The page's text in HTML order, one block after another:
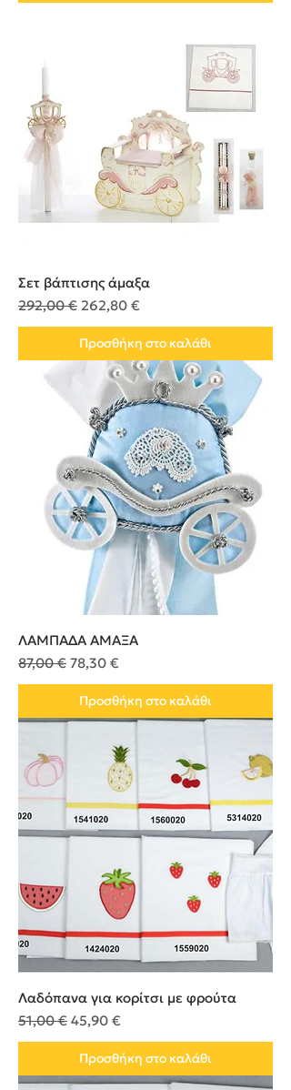
Σετ βάπτισης άμαξα
Κανονική τιμή
292,00 € Τιμή Έκπτωσης
262,80 €
Προσθήκη στο καλάθι
ΛΑΜΠΑΔΑ ΑΜΑΞΑ
Κανονική τιμή
87,00 € Τιμή Έκπτωσης
78,30 €
Προσθήκη στο καλάθι
Λαδόπανα για κορίτσι με φρούτα
Κανονική τιμή
51,00 € Τιμή Έκπτωσης
45,90 €
Προσθήκη στο καλάθι